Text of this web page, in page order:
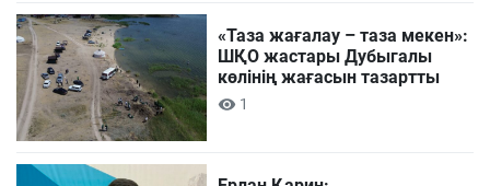
«Таза жағалау – таза мекен»:
ШҚО жастары Дубыгалы
көлінің жағасын тазартты
1